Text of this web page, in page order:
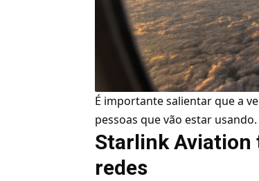
É importante salientar que a
pessoas que vão estar usando.
Starlink Aviation
redes